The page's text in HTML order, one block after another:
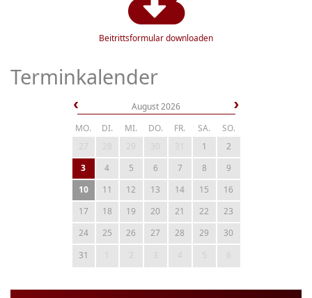
Beitrittsformular downloaden
Terminkalender
August 2026
MO.
DI. MI. DO. FR. SA.
SO.
30 31 1
2
3
4 5 6 7 8
9
10
11 12 13 14 15
16
17
18 19 20 21 22
23
24
25 26 27 28 29
30
31
3